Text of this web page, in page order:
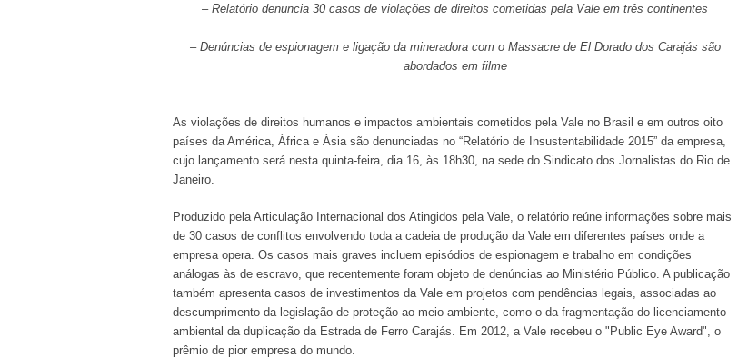
– Relatório denuncia 30 casos de violações de direitos cometidas pela Vale em três continentes
– Denúncias de espionagem e ligação da mineradora com o Massacre de El Dorado dos Carajás são
abordados em filme
As violações de direitos humanos e impactos ambientais cometidos pela Vale no Brasil e em outros oito
países da América, África e Ásia são denunciadas no “Relatório de Insustentabilidade 2015” da empresa,
cujo lançamento será nesta quinta-feira, dia 16, às 18h30, na sede do Sindicato dos Jornalistas do Rio de
Janeiro.
Produzido pela Articulação Internacional dos Atingidos pela Vale, o relatório reúne informações sobre mais
de 30 casos de conflitos envolvendo toda a cadeia de produção da Vale em diferentes países onde a
empresa opera. Os casos mais graves incluem episódios de espionagem e trabalho em condições
análogas às de escravo, que recentemente foram objeto de denúncias ao Ministério Público. A publicação
também apresenta casos de investimentos da Vale em projetos com pendências legais, associadas ao
descumprimento da legislação de proteção ao meio ambiente, como o da fragmentação do licenciamento
ambiental da duplicação da Estrada de Ferro Carajás. Em 2012, a Vale recebeu o "Public Eye Award", o
prêmio de pior empresa do mundo.